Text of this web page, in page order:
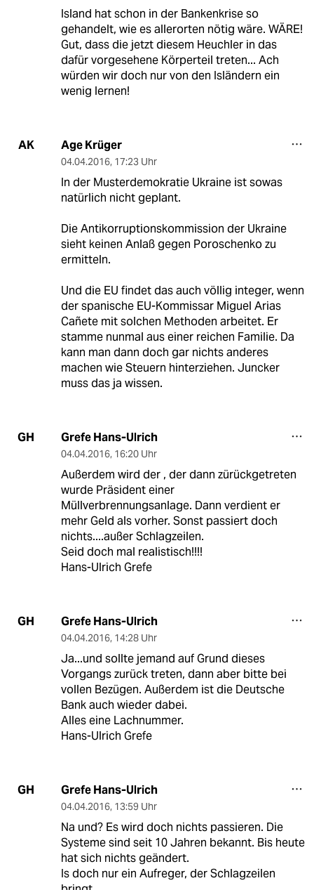
Island hat schon in der Bankenkrise so
gehandelt, wie es allerorten nötig wäre. WÄRE!
Gut, dass die jetzt diesem Heuchler in das
dafür vorgesehene Körperteil treten... Ach
würden wir doch nur von den Isländern ein
wenig lernen!
AK Age Krüger
04.04.2016, 17:23 Uhr
In der Musterdemokratie Ukraine ist sowas
natürlich nicht geplant.
Die Antikorruptionskommission der Ukraine
sieht keinen Anlaß gegen Poroschenko zu
ermitteln.
Und die EU findet das auch völlig integer, wenn
der spanische EU-Kommissar Miguel Arias
Cañete mit solchen Methoden arbeitet. Er
stamme nunmal aus einer reichen Familie. Da
kann man dann doch gar nichts anderes
machen wie Steuern hinterziehen. Juncker
muss das ja wissen.
GH Grefe Hans-Ulrich
04.04.2016, 16:20 Uhr
Außerdem wird der , der dann zürückgetreten
wurde Präsident einer
Müllverbrennungsanlage. Dann verdient er
mehr Geld als vorher. Sonst passiert doch
nichts....außer Schlagzeilen.
Seid doch mal realistisch!!!!
Hans-Ulrich Grefe
GH Grefe Hans-Ulrich
04.04.2016, 14:28 Uhr
Ja...und sollte jemand auf Grund dieses
Vorgangs zurück treten, dann aber bitte bei
vollen Bezügen. Außerdem ist die Deutsche
Bank auch wieder dabei.
Alles eine Lachnummer.
Hans-Ulrich Grefe
GH Grefe Hans-Ulrich
04.04.2016, 13:59 Uhr
Na und? Es wird doch nichts passieren. Die
Systeme sind seit 10 Jahren bekannt. Bis heute
hat sich nichts geändert.
Is doch nur ein Aufreger, der Schlagzeilen